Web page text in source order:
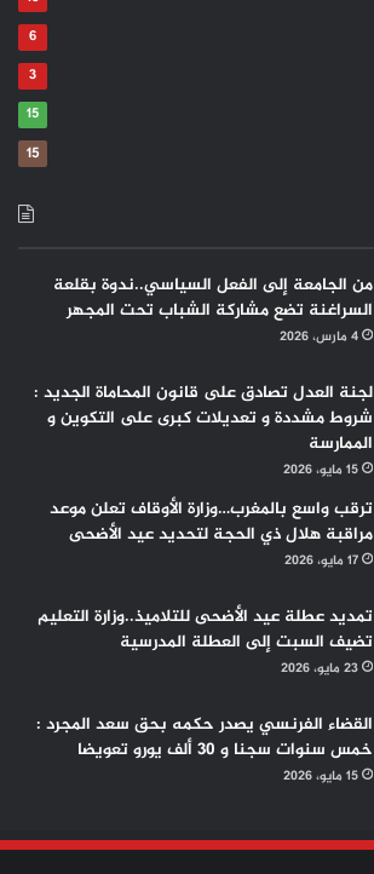
6
3
15
15
من الجامعة إلى الفعل السياسي..ندوة بقلعة
السراغنة تضع مشاركة الشباب تحت المجهر
4 مارس، 2026
لجنة العدل تصادق على قانون المحاماة الجديد :
شروط مشددة و تعديلات كبرى على التكوين و
الممارسة
15 مايو، 2026
ترقب واسع بالمغرب…وزارة الأوقاف تعلن موعد
مراقبة هلال ذي الحجة لتحديد عيد الأضحى
17 مايو، 2026
تمديد عطلة عيد الأضحى للتلاميذ..وزارة التعليم
تضيف السبت إلى العطلة المدرسية
23 مايو، 2026
القضاء الفرنسي يصدر حكمه بحق سعد المجرد :
خمس سنوات سجنا و 30 ألف يورو تعويضا
15 مايو، 2026